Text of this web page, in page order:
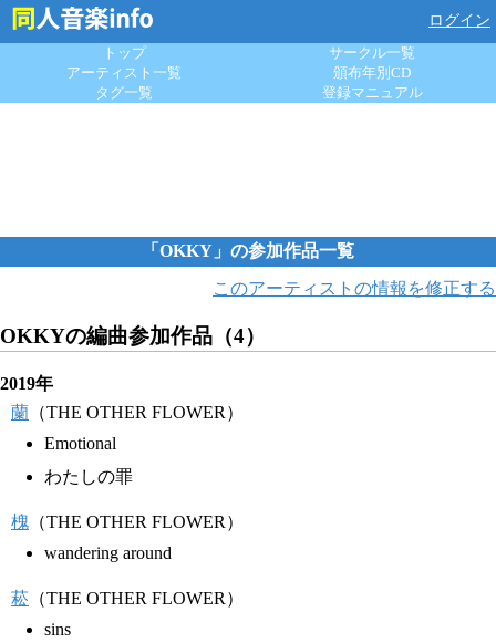
ログイン
トップ
サークル一覧
アーティスト一覧
頒布年別CD
タグ一覧
登録マニュアル
「OKKY」の参加作品一覧
このアーティストの情報を修正する
OKKYの編曲参加作品（4）
2019年
蘭 （THE OTHER FLOWER）
Emotional
わたしの罪
槐 （THE OTHER FLOWER）
wandering around
菘 （THE OTHER FLOWER）
sins